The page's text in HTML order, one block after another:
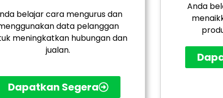
belajar cara mengurus dan
data pelanggan
meningkatkan hubungan dan
jualan.
Dapatkan Segera
Anda